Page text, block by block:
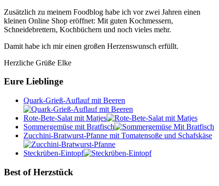
Zusätzlich zu meinem Foodblog habe ich vor zwei Jahren einen
kleinen Online Shop eröffnet: Mit guten Kochmessern,
Schneidebrettern, Kochbüchern und noch vieles mehr.
Damit habe ich mir einen großen Herzenswunsch erfüllt.
Herzliche Grüße Elke
Eure Lieblinge
Quark-Grieß-Auflauf mit Beeren
Rote-Bete-Salat mit Matjes
Sommergemüse mit Bratfisch
Zucchini-Bratwurst-Pfanne mit Tomatensoße und Schafskäse
Steckrüben-Eintopf
Best of Herzstück